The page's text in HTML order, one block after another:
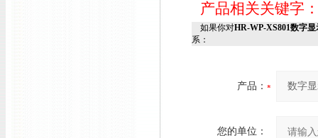
产品相关关键字
如果你对HR-WP-XS801数字
系：
产品：
您的单位：